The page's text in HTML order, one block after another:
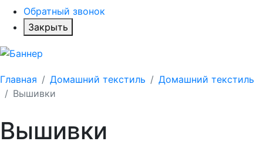
Обратный звонок
Закрыть
Главная Домашний текстиль
Домашний текстиль
Вышивки
Вышивки